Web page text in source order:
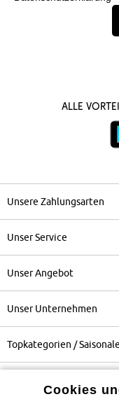
Alle
Unsere Zahlungsarten
Unser Service
Unser Angebot
Unser Unternehmen
Topkategorien /
Cookies